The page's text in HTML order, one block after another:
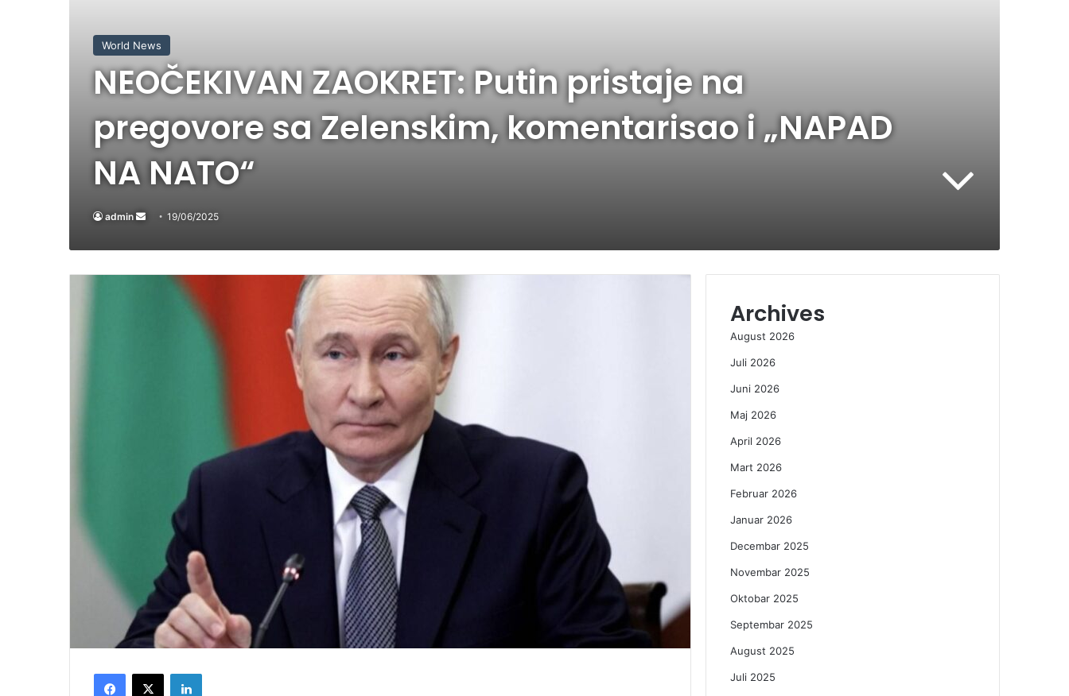
World News
NEOČEKIVAN ZAOKRET: Putin pristaje na
pregovore sa Zelenskim, komentarisao i „NAPAD
NA NATO“
admin
Send19/06/2025
Archives
August 2026
Juli 2026
Juni 2026
Maj 2026
April 2026
Mart 2026
Februar 2026
Januar 2026
Decembar 2025
Novembar 2025
Oktobar 2025
Septembar 2025
August 2025
Juli 2025